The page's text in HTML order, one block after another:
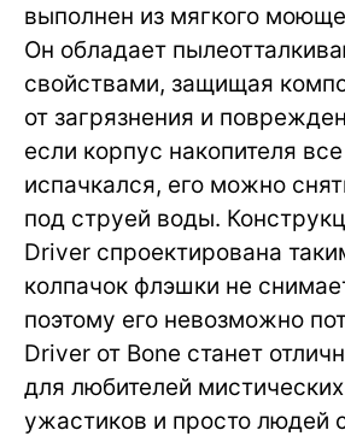
выполнен из мягкого
Он обладает
свойствами, защищая
от загрязнения и
если корпус накопителя
испачкался, его можно
под струей воды.
Driver спроектирована
колпачок флэшки не
поэтому его невозможно
Driver от Bone станет
для любителей
ужастиков и просто людей